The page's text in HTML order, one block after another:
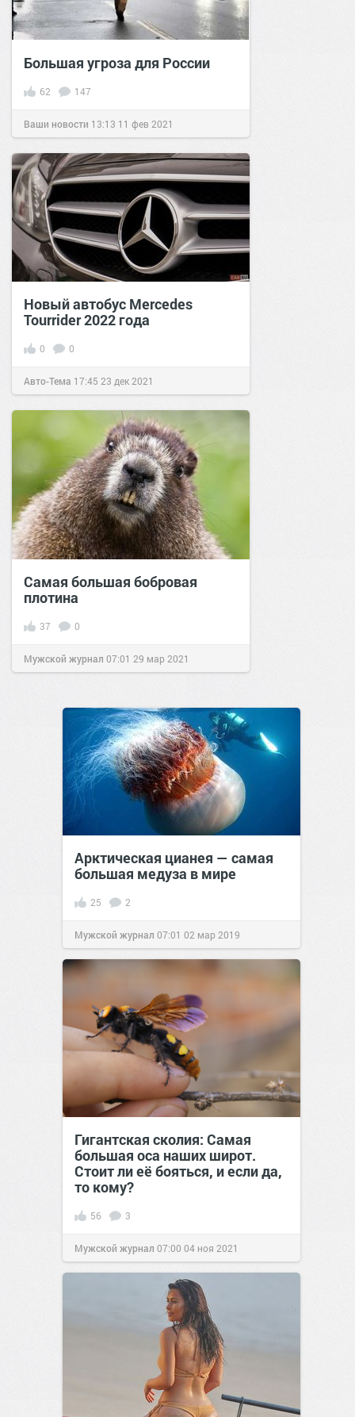
Большая угроза для России
62 147
Ваши новости 13:13 11 фев 2021
Новый автобус Mercedes
Tourrider 2022 года
0 0
Авто-Тема 17:45 23 дек 2021
Самая большая бобровая
плотина
37 0
Мужской журнал 07:01 29 мар 2021
Арктическая цианея — самая
большая медуза в мире
25 2
Мужской журнал 07:01 02 мар 2019
Гигантская сколия: Самая
большая оса наших широт.
Стоит ли её бояться, и если да,
то кому?
56 3
Мужской журнал 07:00 04 ноя 2021